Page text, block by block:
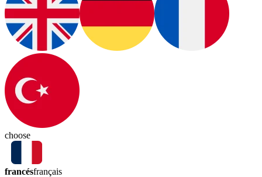
choose
francésfrançais